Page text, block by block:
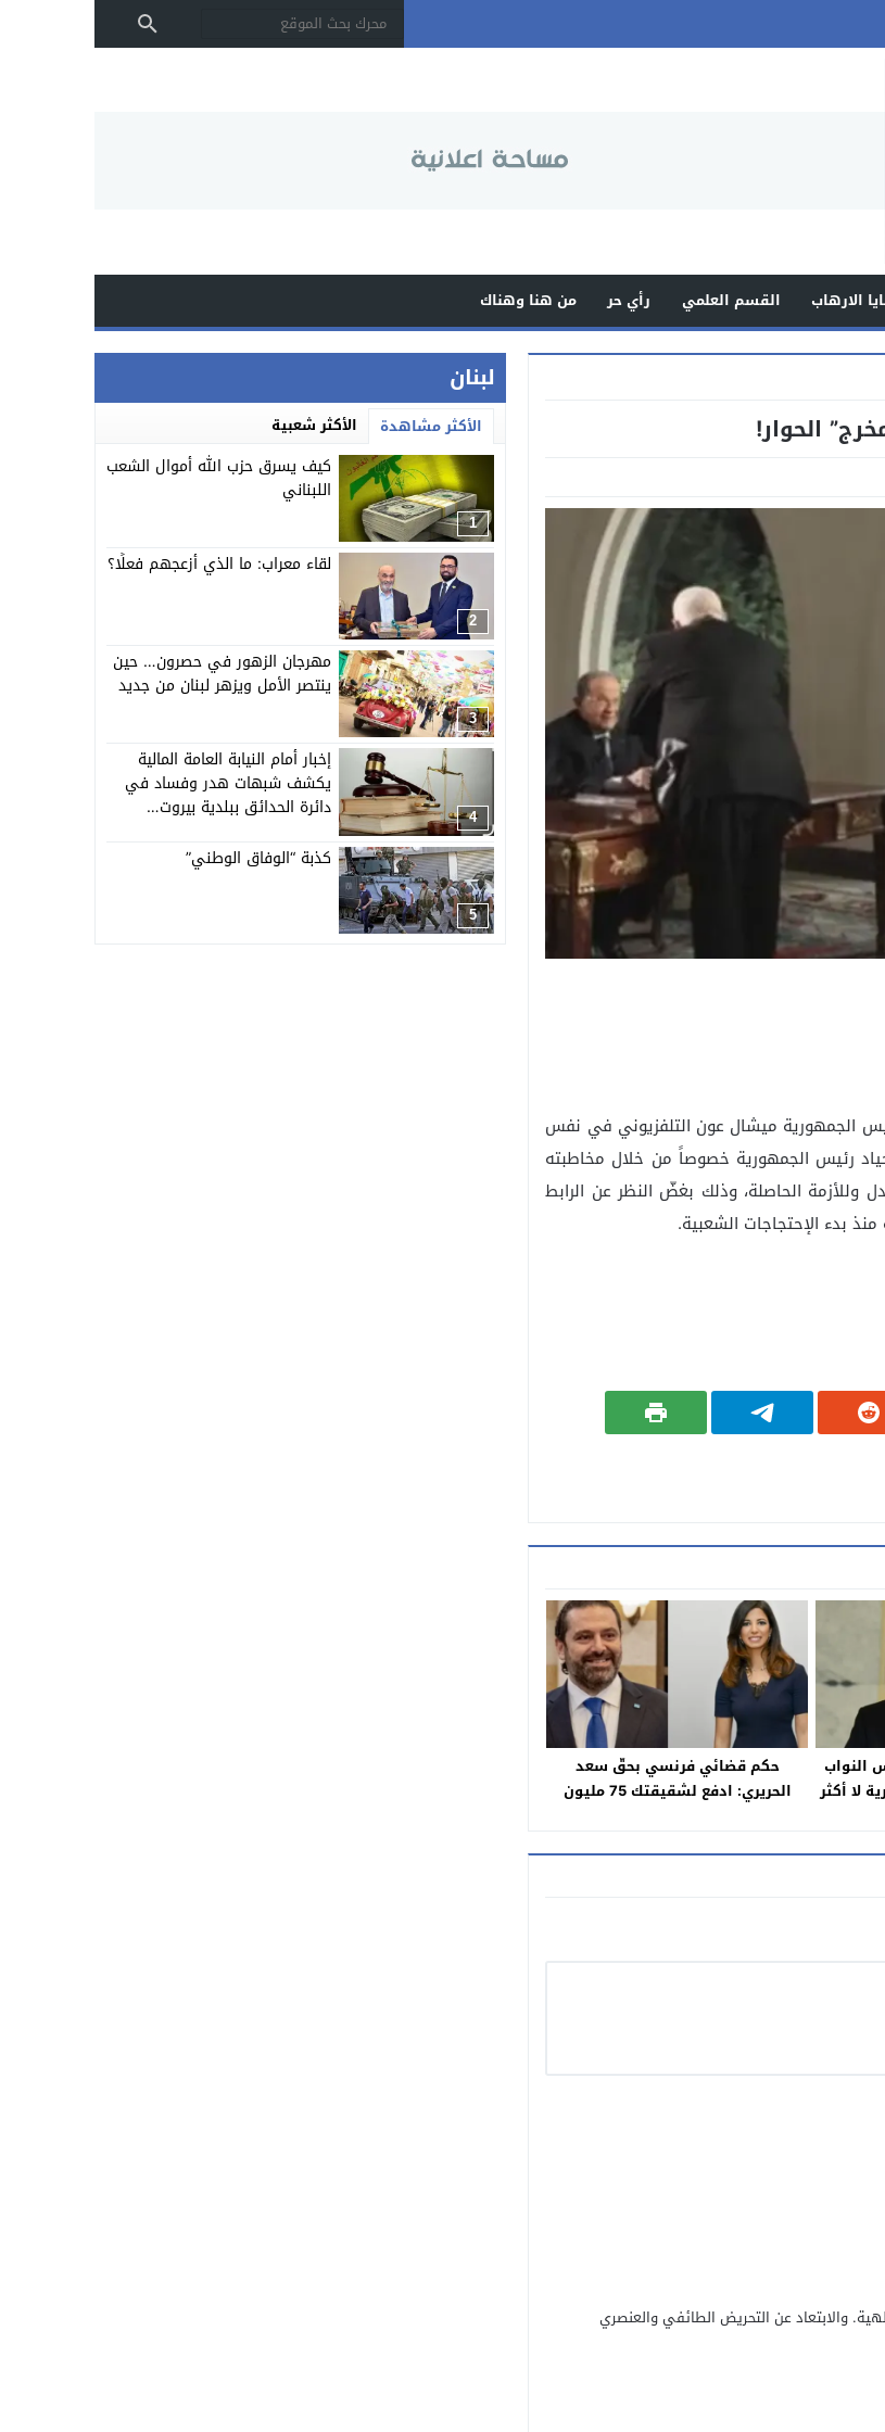
الارهاب القسم العلمي رأي حر من هنا وهناك
الحوار!
رئيس الجمهورية ميشال عون التلفزيوني في نفس
رئيس الجمهورية خصوصاً من خلال مخاطبته
وللأزمة الحاصلة، وذلك بغضّ النظر عن الرابط
بدء الإحتجاجات الشعبية.
النواب
لا أكثر
حكم قضائي فرنسي بحقّ سعد
الحريري: ادفع لشقيقتك 75 مليون
والابتعاد عن التحريض الطائفي والعنصري
لبنان
الأكثر مشاهدة الأكثر شعبية
1
كيف يسرق حزب الله أموال الشعب
اللبناني
2
لقاء معراب: ما الذي أزعجهم فعلًا؟
3
مهرجان الزهور في حصرون… حين
ينتصر الأمل ويزهر لبنان من جديد
4
إخبار أمام النيابة العامة المالية
يكشف شبهات هدر وفساد في
دائرة الحدائق ببلدية بيروت…
5
كذبة “الوفاق الوطني”